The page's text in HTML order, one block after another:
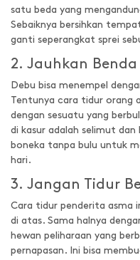
satu beda yang
Sebaiknya bersihkan
ganti seperangkat sprei
2. Jauhkan
Debu bisa menempel
Tentunya cara tidur orang
dengan sesuatu yang
di kasur adalah selimut
boneka tanpa bulu untuk
hari.
3. Jangan Tidur
Cara tidur penderita asma
di atas. Sama halnya
hewan peliharaan yang
pernapasan. Ini bisa